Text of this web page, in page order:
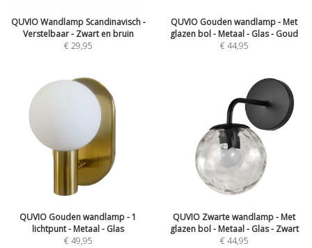
QUVIO Wandlamp Scandinavisch -
Verstelbaar - Zwart en bruin
€29,95
QUVIO Gouden wandlamp - Met
glazen bol - Metaal - Glas - Goud
€44,95
QUVIO Gouden wandlamp - 1
lichtpunt - Metaal - Glas
€49,95
QUVIO Zwarte wandlamp - Met
glazen bol - Metaal - Glas - Zwart
€44,95